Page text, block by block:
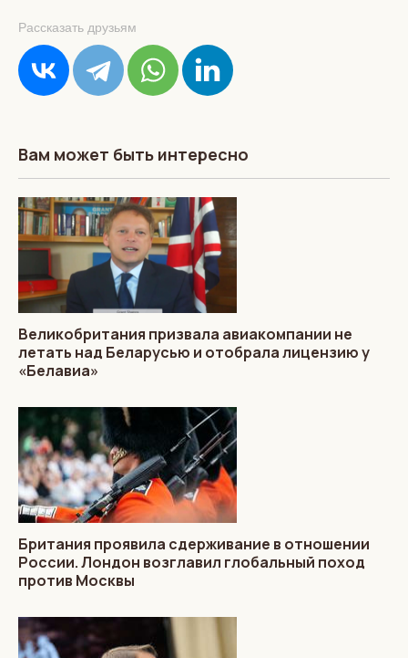
Рассказать друзьям
Вам может быть интересно
Великобритания призвала авиакомпании не
летать над Беларусью и отобрала лицензию у
«Белавиа»
Британия проявила сдерживание в отношении
России. Лондон возглавил глобальный поход
против Москвы